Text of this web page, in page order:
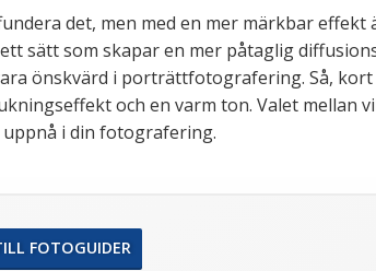
det, men med en mer märkbar effekt
sätt som skapar en mer påtaglig
önskvärd i porträttfotografering. Så,
och en varm ton. Valet mellan
i din fotografering.
FOTOGUIDER